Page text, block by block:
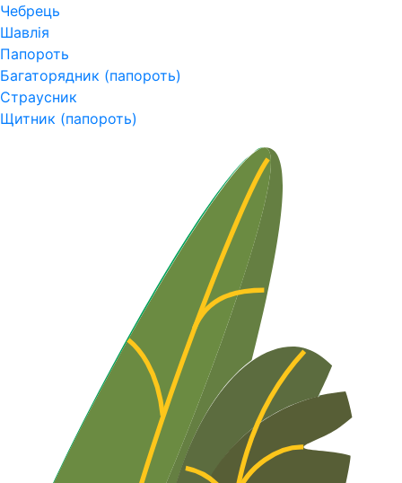
Чебрець
Шавлія
Папороть
Багаторядник (папороть)
Страусник
Щитник (папороть)